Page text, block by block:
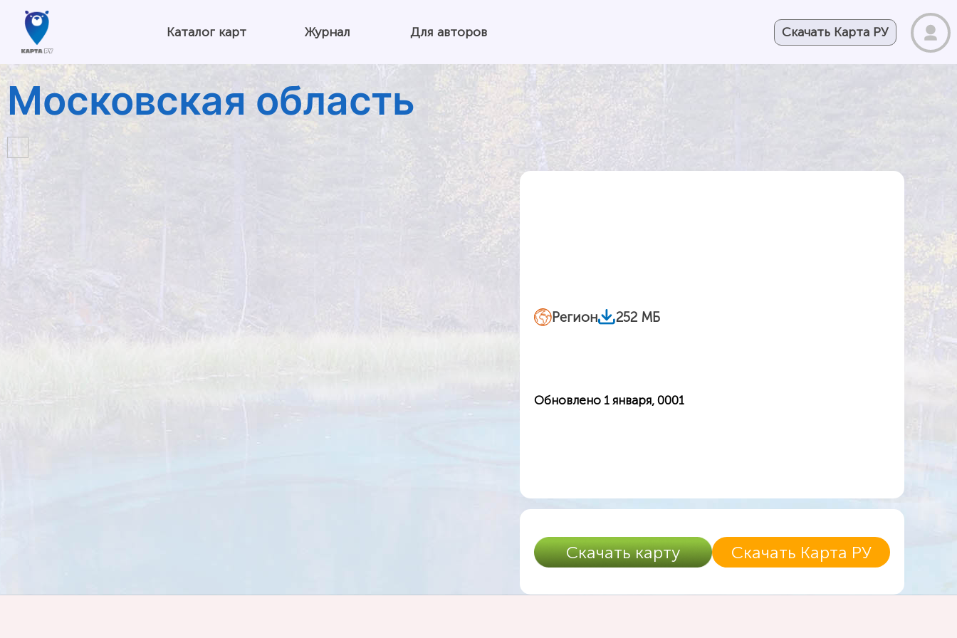
Каталог карт Журнал Для авторов Скачать Карта РУ
Московская область
Регион 252 МБ
Обновлено 1 января, 0001
Скачать карту Скачать Карта РУ